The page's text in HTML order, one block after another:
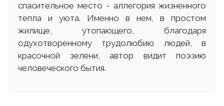
спасительное место - аллегория жизненного
тепла и уюта. Именно в нем, в простом
жилище, утопающего, благодаря
одухотворенному трудолюбию людей, в
красочной зелени, автор видит поэзию
человеческого бытия.